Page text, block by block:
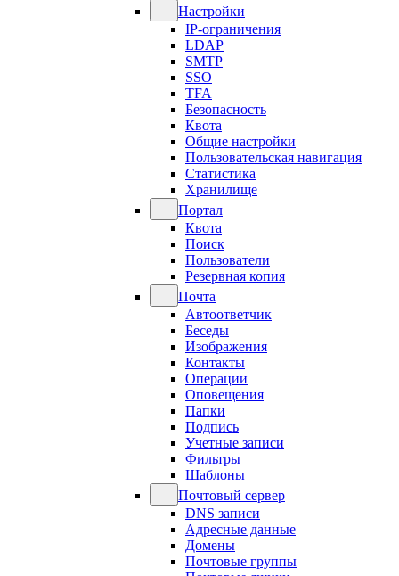
Настройки
IP-ограничения
LDAP
SMTP
SSO
TFA
Безопасность
Квота
Общие настройки
Пользовательская навигация
Статистика
Хранилище
Портал
Квота
Поиск
Пользователи
Резервная копия
Почта
Автоответчик
Беседы
Изображения
Контакты
Операции
Оповещения
Папки
Подпись
Учетные записи
Фильтры
Шаблоны
Почтовый сервер
DNS записи
Адресные данные
Домены
Почтовые группы